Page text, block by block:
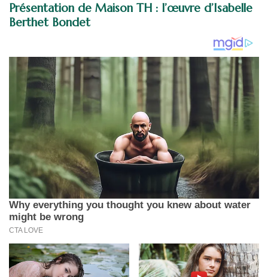
Présentation de Maison TH : l’œuvre d’Isabelle
Berthet Bondet